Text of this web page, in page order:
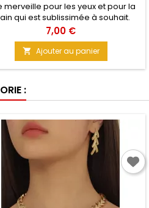
merveille pour les yeux et pour la
qui est sublissimée à souhait.
par vous-même. Une fleur
légère et finement tissée tel un
haut de gamme. Matière : Métal
couleur argent Taille : Unique
Prix
7,00 €
 Ajouter au panier
: